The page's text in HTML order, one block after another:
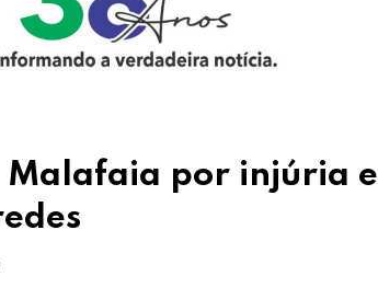
Malafaia por injúria e